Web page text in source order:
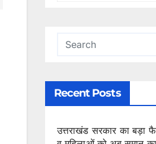
Recent Posts
उत्तराखंड सरकार का बड़ा